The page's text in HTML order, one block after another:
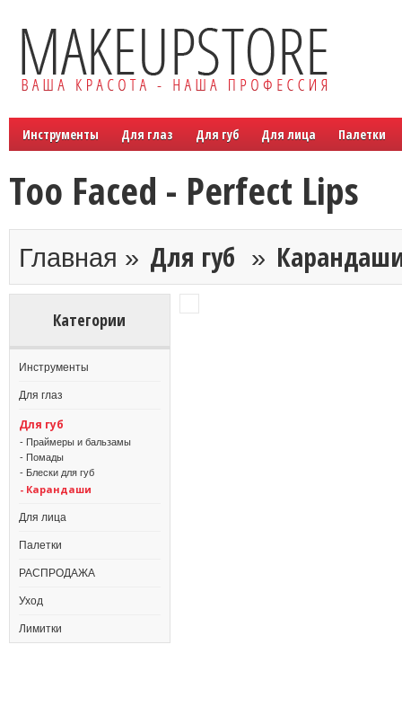
Инструменты Для глаз Для губ Для лица Палетки
Too Faced - Perfect Lips
Главная » Для губ »
Категории
Инструменты
Для глаз
Для губ
- Праймеры и бальзамы
- Помады
- Блески для губ
- Карандаши
Для лица
Палетки
РАСПРОДАЖА
Уход
Лимитки